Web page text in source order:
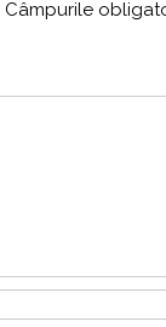
Câmpurile